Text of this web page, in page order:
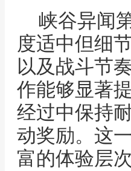
峡谷异闻
度适中但细
以及战斗节
作能够显著
经过中保持
动奖励。这
富的体验层次